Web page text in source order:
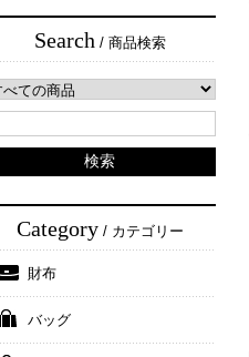
Search/ 商品検索
Category/ カテゴリー
財布
バッグ